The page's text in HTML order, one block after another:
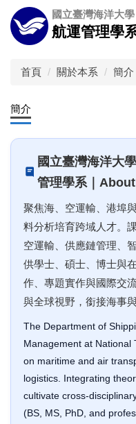
跳
到
主
區
國立臺灣海洋大學
航運管理學
首頁 關於本系 簡介
簡介
國立臺灣海洋大
管理學系｜
聚焦海、空運輸、港埠
料分析培育跨域人才。
空運輸、供應鏈管理、
供學士、碩士、博士與
作、專題實作與國際交
與全球視野，銜接海事
The Department of
Management at National
on maritime and air
logistics. Integrating
cultivate cross-
(BS, MS, PhD, and